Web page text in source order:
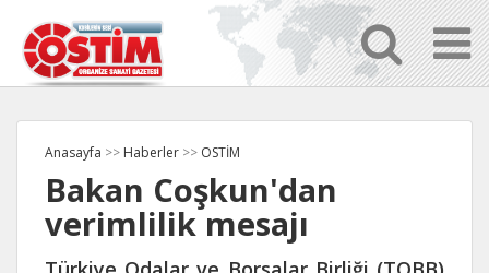
Anasayfa >> Haberler >> OSTİM
Bakan Coşkun'dan
verimlilik mesajı